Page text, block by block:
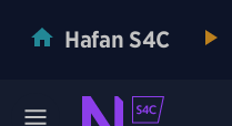
Hafan S4C